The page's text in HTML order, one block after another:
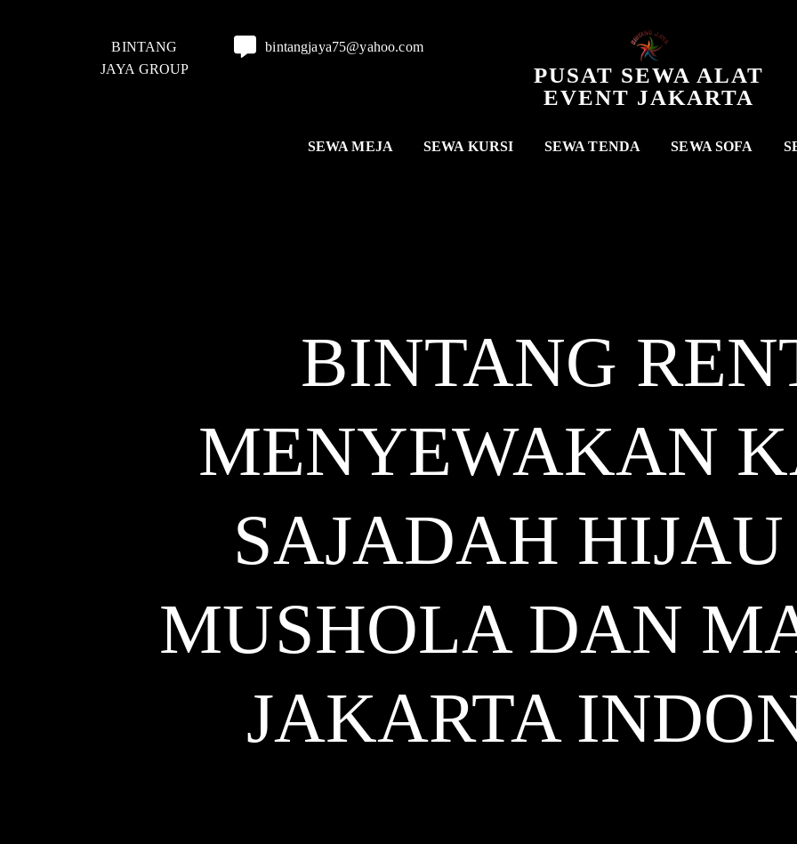
BINTANG
JAYA GROUP
bintangjaya75@yahoo.com
PUSAT SEWA ALAT
EVENT JAKARTA
SEWA MEJA SEWA KURSI SEWA TENDA SEWA SOFA
BINTANG
MENYEWAKAN
SAJADAH HIJAU
MUSHOLA DAN
JAKARTA